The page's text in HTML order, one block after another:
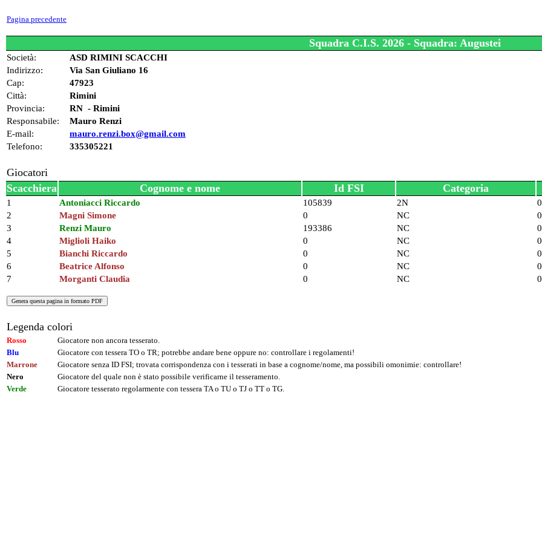
Pagina precedente
Squadra C.I.S. 2026 - Squadra: Augustei
Società:
ASD RIMINI SCACCHI
Indirizzo:
Via San Giuliano 16
Cap:
47923
Città:
Rimini
Provincia:
RN - Rimini
Responsabile:
Mauro Renzi
E-mail:
mauro.renzi.box@gmail.com
Telefono:
335305221
Giocatori
Scacchiera
Cognome e nome Id FSI Categoria
1 Antoniacci Riccardo 105839 2N
0
2
Magni Simone 0 NC
0
3
Renzi Mauro 193386 NC
0
4
Miglioli Haiko 0 NC
0
5
Bianchi Riccardo 0 NC
0
6
Beatrice Alfonso 0 NC
0
7
Morganti Claudia 0 NC 0
Legenda colori
Rosso
Giocatore non ancora tesserato.
Blu
Giocatore con tessera TO o TR; potrebbe andare bene oppure no: controllare i regolamenti!
Marrone
Giocatore senza ID FSI; trovata corrispondenza con i tesserati in base a cognome/nome, ma possibili omonimie: controllare!
Nero
Giocatore del quale non è stato possibile verificarne il tesseramento.
Verde
Giocatore tesserato regolarmente con tessera TA o TU o TJ o TT o TG.